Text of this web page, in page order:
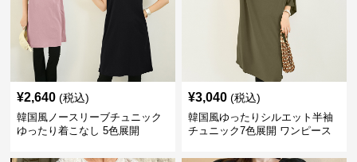
¥2,640 (税込)
韓国風ノースリーブチュニック
ゆったり着こなし 5色展開
¥3,040 (税込)
韓国風ゆったりシルエット半袖
チュニック7色展開 ワンピース